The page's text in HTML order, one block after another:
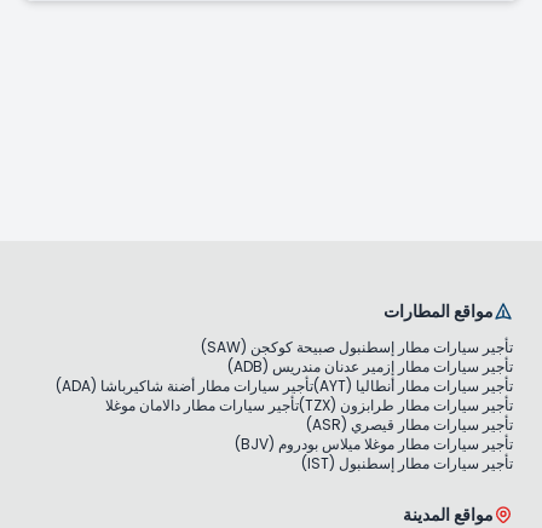
مواقع المطارات
تأجير سيارات مطار إسطنبول صبيحة كوكجن (SAW)
تأجير سيارات مطار إزمير عدنان مندريس (ADB)
تأجير سيارات مطار أنطاليا (AYT)
تأجير سيارات مطار أضنة شاكيرباشا (ADA)
تأجير سيارات مطار طرابزون (TZX)
تأجير سيارات مطار دالامان موغلا
تأجير سيارات مطار قيصري (ASR)
تأجير سيارات مطار موغلا ميلاس بودروم (BJV)
تأجير سيارات مطار إسطنبول (IST)
مواقع المدينة